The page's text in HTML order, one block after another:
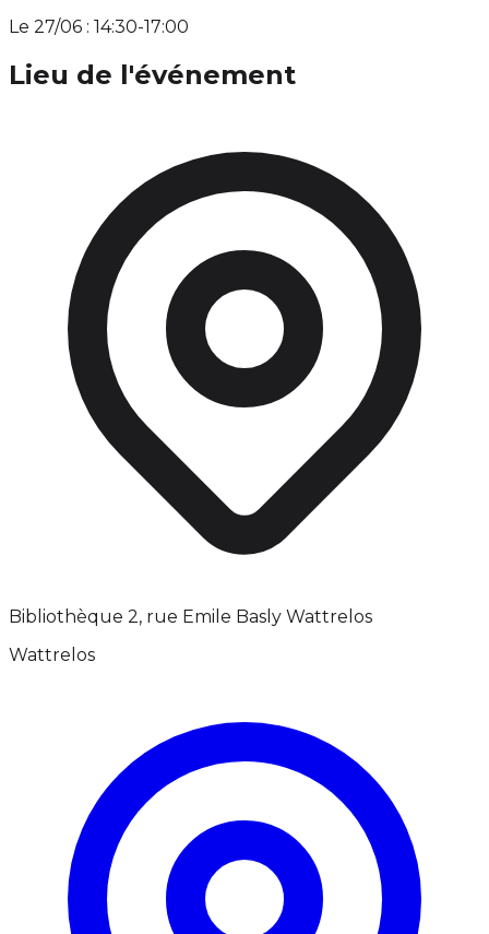
Le 27/06 : 14:30-17:00
Lieu de l'événement
Bibliothèque 2, rue Emile Basly Wattrelos
Wattrelos